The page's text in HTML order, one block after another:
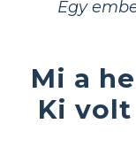
Egy
Mi a
Ki